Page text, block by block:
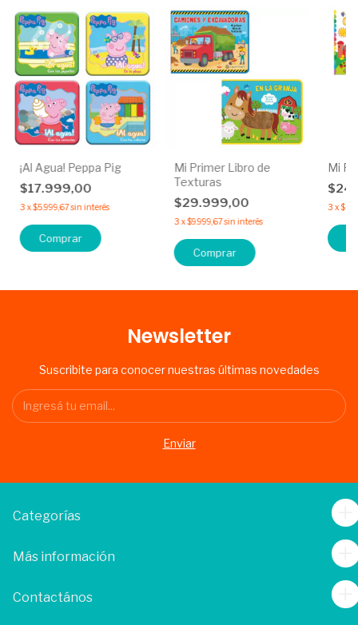
¡Al Agua! Peppa Pig
$17.999,00
3 x$5.999,67sin interés
Comprar
Mi Primer Libro de
Texturas
$29.999,00
3 x$9.999,67sin interés
Comprar
Mi
3 x
Newsletter
Suscribite para conocer nuestras últimas novedades
Categorías
Más información
Contactános